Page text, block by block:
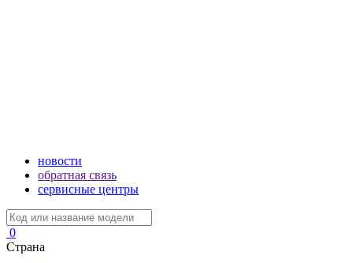
новости
обратная связь
сервисные центры
0
Страна